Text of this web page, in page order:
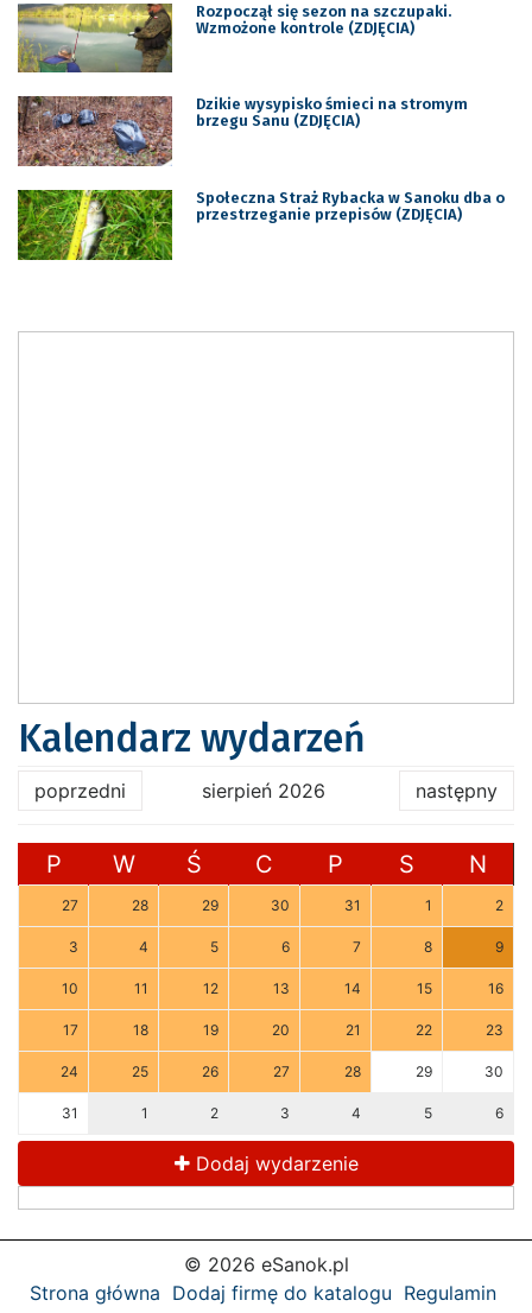
Rozpoczął się sezon na szczupaki.
Wzmożone kontrole (ZDJĘCIA)
Dzikie wysypisko śmieci na stromym
brzegu Sanu (ZDJĘCIA)
Społeczna Straż Rybacka w Sanoku dba o
przestrzeganie przepisów (ZDJĘCIA)
Kalendarz wydarzeń
poprzedni sierpień 2026 następny
P W Ś C P S N
27 28 29 30 31 1 2
3 4 5 6 7 8 9
10 11 12 13 14 15 16
17 18 19 20 21 22 23
24 25 26 27 28 29 30
31 1 2 3 4 5 6
Dodaj wydarzenie
© 2026 eSanok.pl
Strona główna Dodaj firmę do katalogu Regulamin